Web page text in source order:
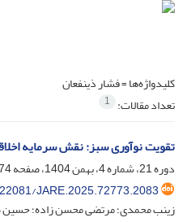
کلیدواژه‌ها =فشار ذینفعان
تعداد مقالات: 1
تقویت نوآوری سبز: نقش سرمایه
دوره 21، شماره 4، بهمن 1404، صفحه
121
JARE.2025.72773.2083
زینب محمدی؛ مرتضی محسن زاده؛